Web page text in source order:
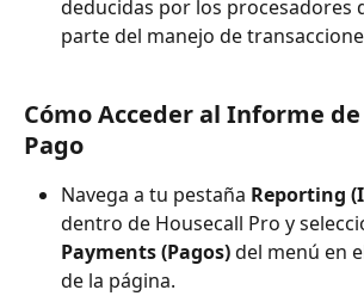
deducidas por los procesadores
parte del manejo de
Cómo Acceder al Informe
Pago
Navega a tu pestaña Reporting
dentro de Housecall Pro y
Payments (Pagos) del menú en
de la página.